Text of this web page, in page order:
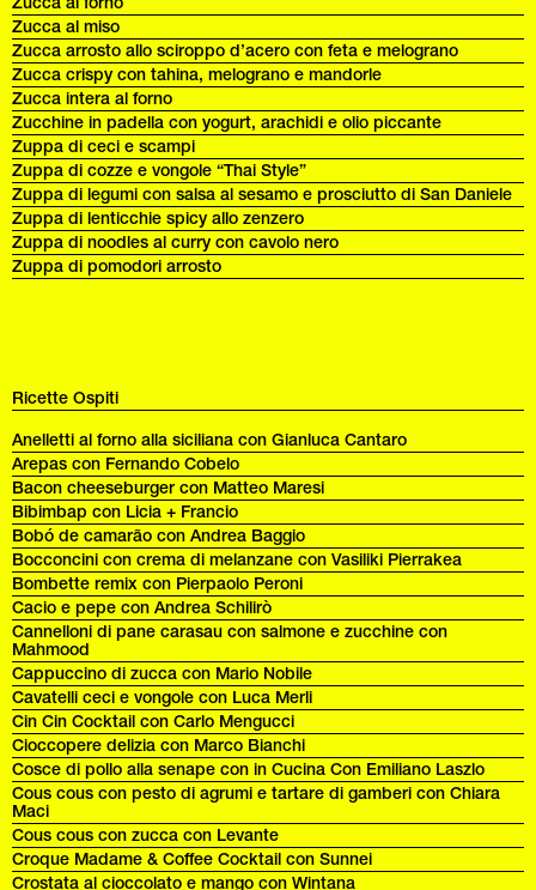
Zucca al miso
Zucca arrosto allo sciroppo d’acero con feta e melograno
Zucca crispy con tahina, melograno e mandorle
Zucca intera al forno
Zucchine in padella con yogurt, arachidi e olio piccante
Zuppa di ceci e scampi
Zuppa di cozze e vongole “Thai Style”
Zuppa di legumi con salsa al sesamo e prosciutto di San Daniele
Zuppa di lenticchie spicy allo zenzero
Zuppa di noodles al curry con cavolo nero
Zuppa di pomodori arrosto
Ricette Ospiti
Anelletti al forno alla siciliana con Gianluca Cantaro
Arepas con Fernando Cobelo
Bacon cheeseburger con Matteo Maresi
Bibimbap con Licia + Francio
Bobó de camarão con Andrea Baggio
Bocconcini con crema di melanzane con Vasiliki Pierrakea
Bombette remix con Pierpaolo Peroni
Cacio e pepe con Andrea Schilirò
Cannelloni di pane carasau con salmone e zucchine con
Mahmood
Cappuccino di zucca con Mario Nobile
Cavatelli ceci e vongole con Luca Merli
Cin Cin Cocktail con Carlo Mengucci
Cioccopere delizia con Marco Bianchi
Cosce di pollo alla senape con in Cucina Con Emiliano Laszlo
Cous cous con pesto di agrumi e tartare di gamberi con Chiara
Maci
Cous cous con zucca con Levante
Croque Madame & Coffee Cocktail con Sunnei
Crostata al cioccolato e mango con Wintana